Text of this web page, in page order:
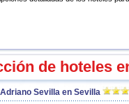
de hoteles
Sevilla en Sevilla